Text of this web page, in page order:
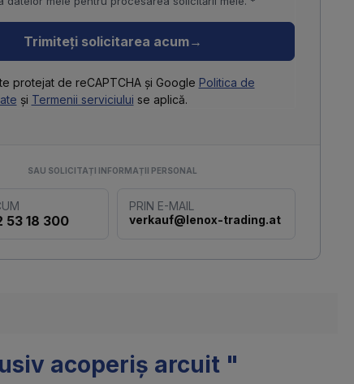
Trimiteți solicitarea acum→
protejat de reCAPTCHA și Google Politica de
și Termenii serviciului se aplică.
SAU SOLICITAȚI INFORMAȚII PERSONAL
53 18 300
PRIN E-MAIL
verkauf@lenox-trading.at
acoperiș arcuit "